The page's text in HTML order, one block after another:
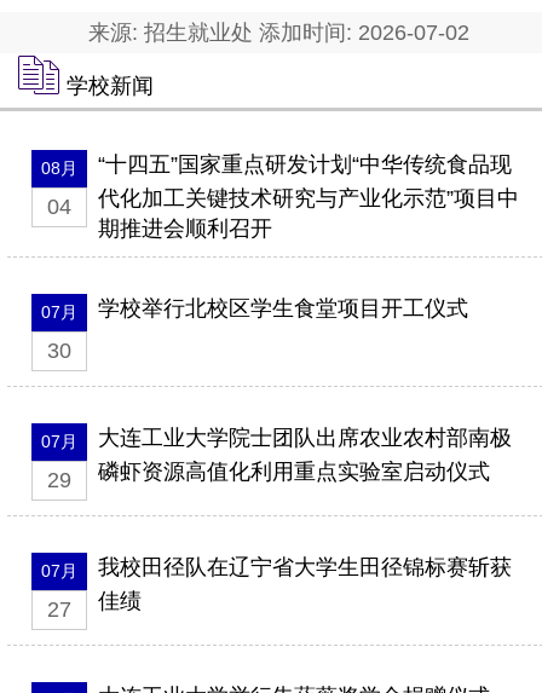
来源: 招生就业处 添加时间: 2026-07-02
学校新闻
08月
04
“十四五”国家重点研发计划“中华传统食品现
代化加工关键技术研究与产业化示范”项目中
期推进会顺利召开
07月
30
学校举行北校区学生食堂项目开工仪式
07月
29
大连工业大学院士团队出席农业农村部南极
磷虾资源高值化利用重点实验室启动仪式
07月
27
我校田径队在辽宁省大学生田径锦标赛斩获
佳绩